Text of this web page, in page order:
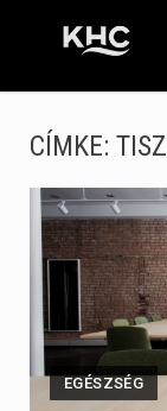
CÍMKE:
EGÉSZSÉG